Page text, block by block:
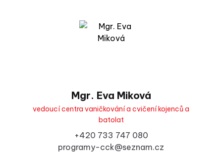
Mgr. Eva Miková
vedoucí centra vaničkování a cvičení kojenců a
batolat
+420 733 747 080
programy-cck@seznam.cz